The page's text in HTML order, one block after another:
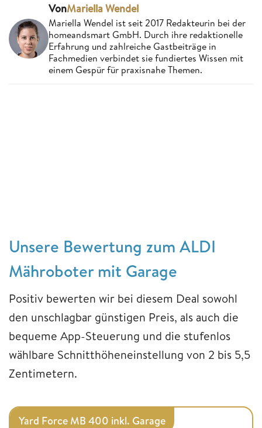
VonMariella Wendel
Mariella Wendel ist seit 2017 Redakteurin bei der
homeandsmart GmbH. Durch ihre redaktionelle
Erfahrung und zahlreiche Gastbeiträge in
Fachmedien verbindet sie fundiertes Wissen mit
einem Gespür für praxisnahe Themen.
Unsere Bewertung zum ALDI
Mähroboter mit Garage
Positiv bewerten wir bei diesem Deal sowohl
den unschlagbar günstigen Preis, als auch die
bequeme App-Steuerung und die stufenlos
wählbare Schnitthöheneinstellung von 2 bis 5,5
Zentimetern.
Yard Force MB 400 inkl. Garage